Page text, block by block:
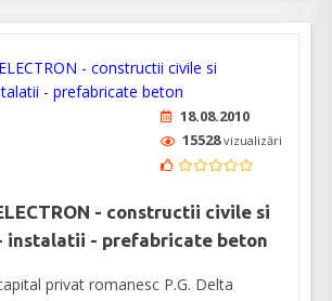
18.08.2010
15528vizualizări
- constructii civile si
instalatii - prefabricate beton
privat romanesc P.G. Delta